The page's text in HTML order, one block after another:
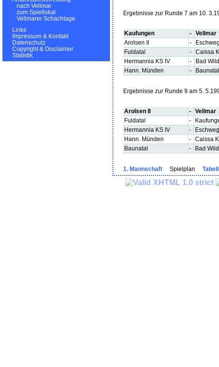
nach Vellmar
zum Spiellokal
Vellmarer Schachtage
Links
Impressum & Kontakt
Datenschutz
Copyright & Disclaimer
Statistik
Ergebnisse zur Runde 7 am 10.
Kaufungen - Vellmar
Arolsen II
-
Fuldatal
- Caissa
Hermannia KS IV
-
Bad
Hann. Münden
- Baunatal
Ergebnisse zur Runde 9 am 5.
Arolsen II - Vellmar
Fuldatal
-
Hermannia KS IV
-
Hann. Münden
- Caissa
Baunatal
- Bad
1. Mannschaft Spielplan